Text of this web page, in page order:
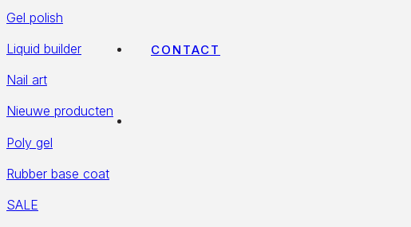
CONTACT
Gel polish
Liquid builder
Nail art
Nieuwe producten
Poly gel
Rubber base coat
SALE